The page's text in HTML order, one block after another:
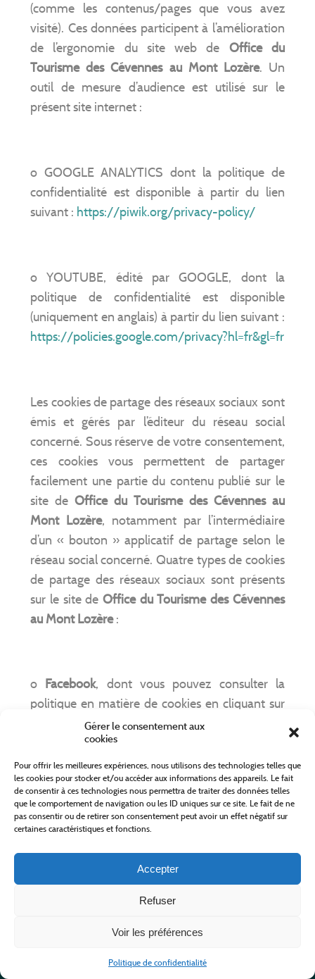
Gérer le consentement aux
cookies
Pour offrir les meilleures expériences, nous utilisons des technologies telles que
les cookies pour stocker et/ou accéder aux informations des appareils. Le fait
de consentir à ces technologies nous permettra de traiter des données telles
que le comportement de navigation ou les ID uniques sur ce site. Le fait de ne
pas consentir ou de retirer son consentement peut avoir un effet négatif sur
certaines caractéristiques et fonctions.
Accepter
Refuser
Voir les préférences
Politique de confidentialité
(comme les contenus/pages que vous avez
visité). Ces données participent à l’amélioration
de l’ergonomie du site web de Office du
Tourisme des Cévennes au Mont Lozère. Un
outil de mesure d’audience est utilisé sur le
présent site internet :
o GOOGLE ANALYTICS dont la politique de
confidentialité est disponible à partir du lien
suivant : https://piwik.org/privacy-policy/
o YOUTUBE, édité par GOOGLE, dont la
politique de confidentialité est disponible
(uniquement en anglais) à partir du lien suivant :
https://policies.google.com/privacy?hl=fr&gl=fr
Les cookies de partage des réseaux sociaux sont
émis et gérés par l’éditeur du réseau social
concerné. Sous réserve de votre consentement,
ces cookies vous permettent de partager
facilement une partie du contenu publié sur le
site deOffice du Tourisme des Cévennes au
Mont Lozère, notamment par l’intermédiaire
d’un « bouton » applicatif de partage selon le
réseau social concerné. Quatre types de cookies
de partage des réseaux sociaux sont présents
sur le site de Office du Tourisme des Cévennes
au Mont Lozère:
o Facebook, dont vous pouvez consulter la
politique en matière de cookies en cliquant sur
le lien suivant :
fr.facebook.com/policies/cookies/
oLinkedIn, dont vous trouverez la politique
relative aux cookies en cliquant sur le lien
https://www.linkedin.com/legal/cookie-
policy?_l=fr_FR
dédiées au contrôle ou à la restriction de